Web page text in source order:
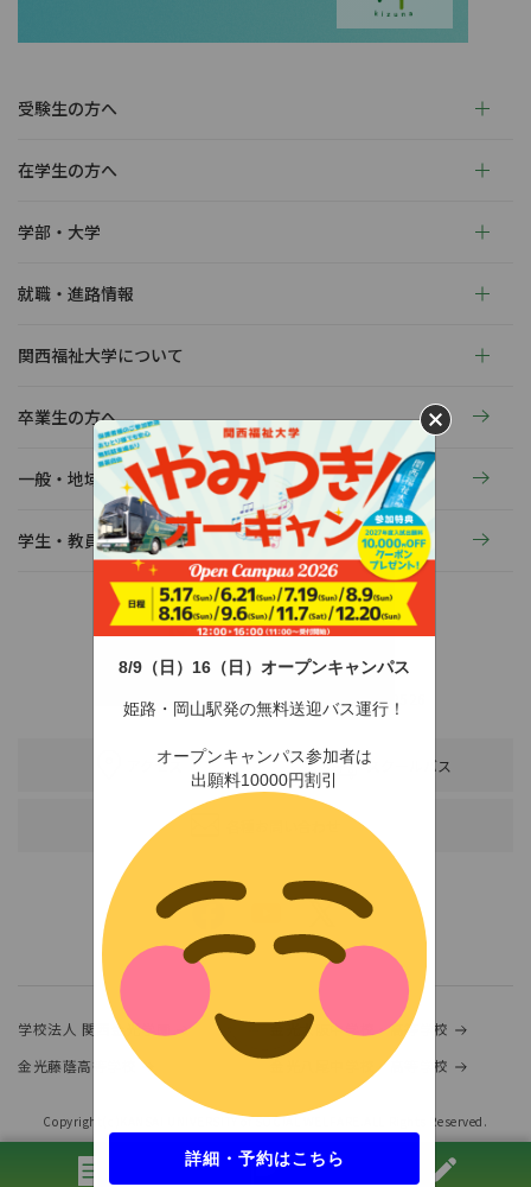
8/9（日）16（日）オープンキャンパス
姫路・岡山駅発の無料送迎バス運行！
オープンキャンパス参加者は
出願料10000円割引
詳細・予約はこちら
受験生の方へ
在学生の方へ
学部・大学
就職・進路情報
関西福祉大学について
卒業生の方へ
一般・地域の方へ
学生・教員の活動
〒678-0255 兵庫県赤穂市新田380-3
TEL：0791-46-2525（代）FAX：0791-46-2526
アクセス スクールバス
学校法人 関西金光学園
金光大阪中学校・高等学校
金光藤蔭高等学校
金光八尾中学校・高等学校
Copyright(c)KANSAI UNIVERSITY of SOCIAL WELFARE.ALL Rights Reserved.